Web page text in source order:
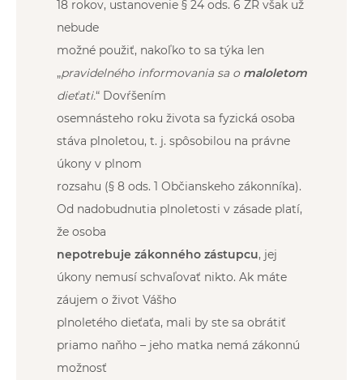
18 rokov, ustanovenie § 24 ods. 6 ZR však už
nebude
možné použiť, nakoľko to sa týka len
„pravidelného informovania sa o maloletom
dieťati.“ Dovŕšením
osemnásteho roku života sa fyzická osoba
stáva plnoletou, t. j. spôsobilou na právne
úkony v plnom
rozsahu (§ 8 ods. 1 Občianskeho zákonníka).
Od nadobudnutia plnoletosti v zásade platí,
že osoba
nepotrebuje zákonného zástupcu, jej
úkony nemusí schvaľovať nikto. Ak máte
záujem o život Vášho
plnoletého dieťaťa, mali by ste sa obrátiť
priamo naňho – jeho matka nemá zákonnú
možnosť